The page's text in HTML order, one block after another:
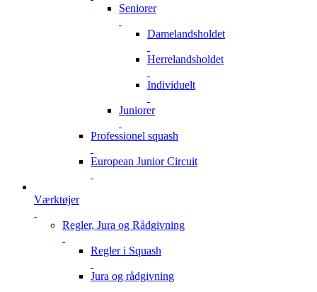
Seniorer
Damelandsholdet
Herrelandsholdet
Individuelt
Juniorer
Professionel squash
European Junior Circuit
Værktøjer
Regler, Jura og Rådgivning
Regler i Squash
Jura og rådgivning